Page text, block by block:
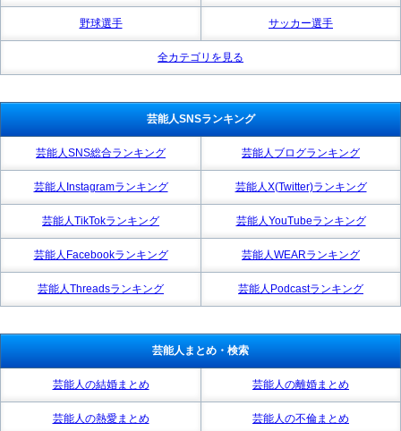
野球選手 サッカー選手
全カテゴリを見る
芸能人SNSランキング
芸能人SNS総合ランキング 芸能人ブログランキング
芸能人Instagramランキング 芸能人X(Twitter)ランキング
芸能人TikTokランキング 芸能人YouTubeランキング
芸能人Facebookランキング 芸能人WEARランキング
芸能人Threadsランキング 芸能人Podcastランキング
芸能人まとめ・検索
芸能人の結婚まとめ 芸能人の離婚まとめ
芸能人の熱愛まとめ 芸能人の不倫まとめ